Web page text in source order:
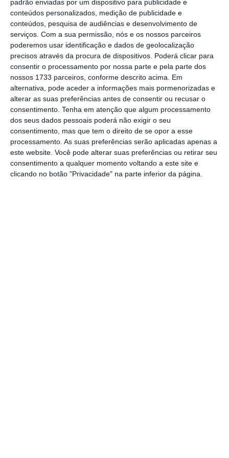
padrão enviadas por um dispositivo para publicidade e
conteúdos personalizados, medição de publicidade e
conteúdos, pesquisa de audiências e desenvolvimento de
serviços. Com a sua permissão, nós e os nossos parceiros
poderemos usar identificação e dados de geolocalização
precisos através da procura de dispositivos. Poderá clicar para
consentir o processamento por nossa parte e pela parte dos
nossos 1733 parceiros, conforme descrito acima. Em
alternativa, pode aceder a informações mais pormenorizadas e
alterar as suas preferências antes de consentir ou recusar o
consentimento. Tenha em atenção que algum processamento
dos seus dados pessoais poderá não exigir o seu
consentimento, mas que tem o direito de se opor a esse
processamento. As suas preferências serão aplicadas apenas a
este website. Você pode alterar suas preferências ou retirar seu
consentimento a qualquer momento voltando a este site e
clicando no botão "Privacidade" na parte inferior da página.
semanas de subida dos preços dos
benchmarksdo petróleo. A perspetiva dos
analistas é que a tendência se mantenha,
sendo que o Goldman Sachs, por exemplo,
apontou recentemente para que o Brent
atinja os 80 dólares por barril ainda este
verão.
Brent Crude WTI
50
75